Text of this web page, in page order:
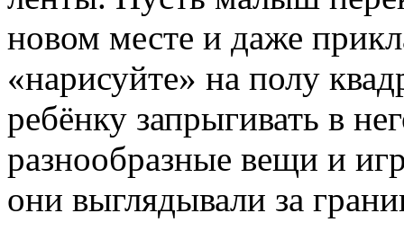
новом месте и даже
«нарисуйте» на полу
ребёнку запрыгивать в
разнообразные вещи и
они выглядывали за